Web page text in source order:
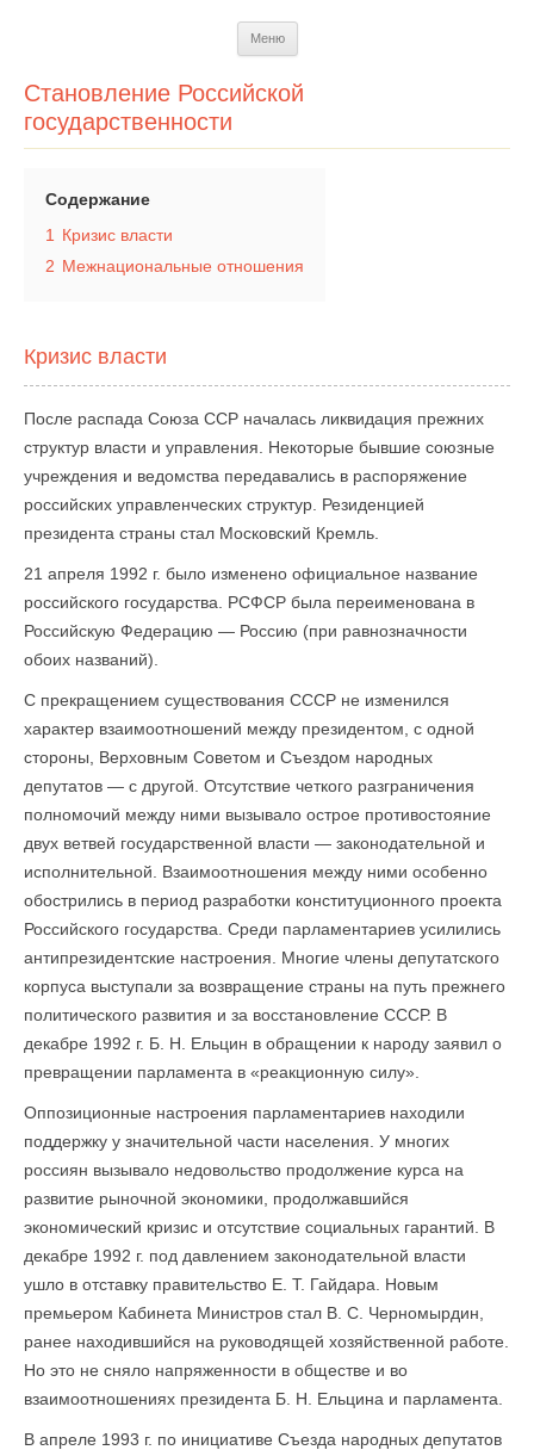
Меню
Становление Российской
государственности
Содержание
1
Кризис власти
2 Межнациональные отношения
Кризис власти
После распада Союза ССР началась ликвидация прежних
структур власти и управления. Некоторые бывшие союзные
учреждения и ведомства передавались в распоряжение
российских управленческих структур. Резиденцией
президента страны стал Московский Кремль.
21 апреля 1992 г. было изменено официальное название
российского государства. РСФСР была переименована в
Российскую Федерацию — Россию (при равнозначности
обоих названий).
С прекращением существования СССР не изменился
характер взаимоотношений между президентом, с одной
стороны, Верховным Советом и Съездом народных
депутатов — с другой. Отсутствие четкого разграничения
полномочий между ними вызывало острое противостояние
двух ветвей государственной власти — законодательной и
исполнительной. Взаимоотношения между ними особенно
обострились в период разработки конституционного проекта
Российского государства. Среди парламентариев усилились
антипрезидентские настроения. Многие члены депутатского
корпуса выступали за возвращение страны на путь прежнего
политического развития и за восстановление СССР. В
декабре 1992 г. Б. Н. Ельцин в обращении к народу заявил о
превращении парламента в «реакционную силу».
Оппозиционные настроения парламентариев находили
поддержку у значительной части населения. У многих
россиян вызывало недовольство продолжение курса на
развитие рыночной экономики, продолжавшийся
экономический кризис и отсутствие социальных гарантий. В
декабре 1992 г. под давлением законодательной власти
ушло в отставку правительство Е. Т. Гайдара. Новым
премьером Кабинета Министров стал В. С. Черномырдин,
ранее находившийся на руководящей хозяйственной работе.
Но это не сняло напряженности в обществе и во
взаимоотношениях президента Б. Н. Ельцина и парламента.
В апреле 1993 г. по инициативе Съезда народных депутатов